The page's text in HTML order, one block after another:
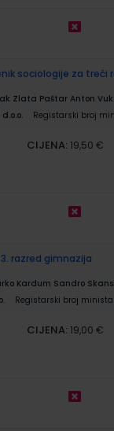
sociologije za
Zlata Paštar Anton
d.o.o. Registarski broj
CIJENA: 19,50 €
3. razred gimnazija
Kardum Sandro Skansi
Registarski broj
CIJENA: 19,00 €